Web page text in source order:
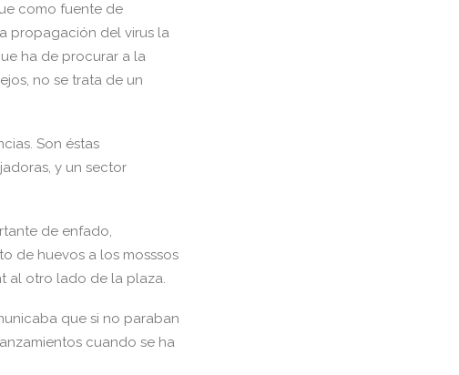
como fuente de
propagación del virus la
ha de procurar a la
no se trata de un
Son éstas
y un sector
de enfado,
de huevos a los mosssos
al otro lado de la plaza.
que si no paraban
cuando se ha